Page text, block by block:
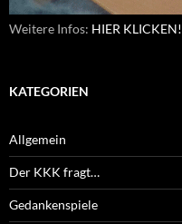
Weitere Infos: HIER KLICKEN!
KATEGORIEN
Allgemein
Der KKK fragt…
Gedankenspiele